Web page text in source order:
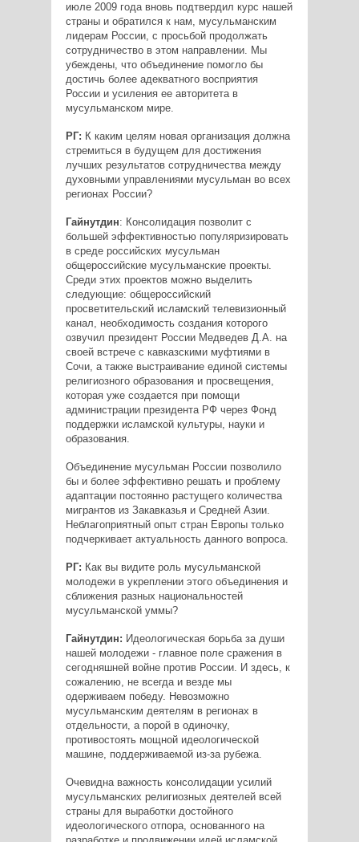
июле 2009 года вновь подтвердил курс нашей
страны и обратился к нам, мусульманским
лидерам России, с просьбой продолжать
сотрудничество в этом направлении. Мы
убеждены, что объединение помогло бы
достичь более адекватного восприятия
России и усиления ее авторитета в
мусульманском мире.
РГ: К каким целям новая организация должна
стремиться в будущем для достижения
лучших результатов сотрудничества между
духовными управлениями мусульман во всех
регионах России?
Гайнутдин: Консолидация позволит с
большей эффективностью популяризировать
в среде российских мусульман
общероссийские мусульманские проекты.
Среди этих проектов можно выделить
следующие: общероссийский
просветительский исламский телевизионный
канал, необходимость создания которого
озвучил президент России Медведев Д.А. на
своей встрече с кавказскими муфтиями в
Сочи, а также выстраивание единой системы
религиозного образования и просвещения,
которая уже создается при помощи
администрации президента РФ через Фонд
поддержки исламской культуры, науки и
образования.
Объединение мусульман России позволило
бы и более эффективно решать и проблему
адаптации постоянно растущего количества
мигрантов из Закавказья и Средней Азии.
Неблагоприятный опыт стран Европы только
подчеркивает актуальность данного вопроса.
РГ: Как вы видите роль мусульманской
молодежи в укреплении этого объединения и
сближения разных национальностей
мусульманской уммы?
Гайнутдин: Идеологическая борьба за души
нашей молодежи - главное поле сражения в
сегодняшней войне против России. И здесь, к
сожалению, не всегда и везде мы
одерживаем победу. Невозможно
мусульманским деятелям в регионах в
отдельности, а порой в одиночку,
противостоять мощной идеологической
машине, поддерживаемой из-за рубежа.
Очевидна важность консолидации усилий
мусульманских религиозных деятелей всей
страны для выработки достойного
идеологического отпора, основанного на